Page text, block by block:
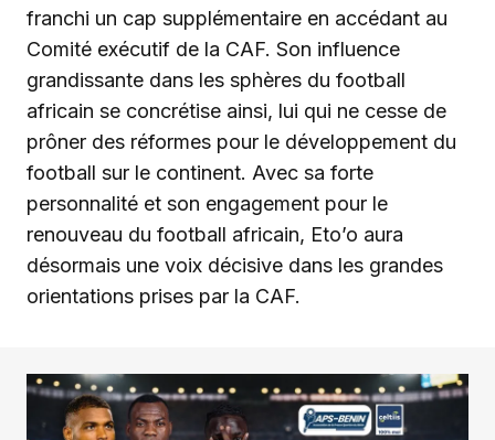
franchi un cap supplémentaire en accédant au
Comité exécutif de la CAF. Son influence
grandissante dans les sphères du football
africain se concrétise ainsi, lui qui ne cesse de
prôner des réformes pour le développement du
football sur le continent. Avec sa forte
personnalité et son engagement pour le
renouveau du football africain, Eto’o aura
désormais une voix décisive dans les grandes
orientations prises par la CAF.